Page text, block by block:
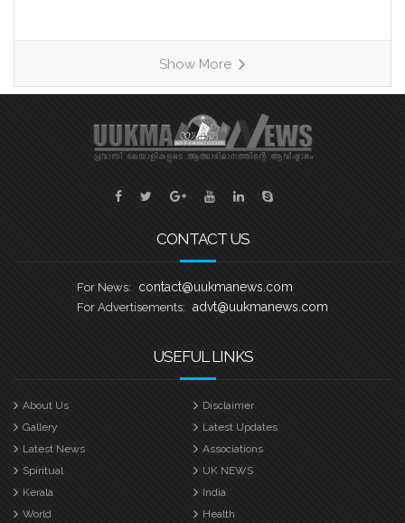
എത്തുന്നത്. തായങ്കരി, പായിപ്പാട്,
കരുവാറ്റ എന്നീ ചരിത്രപ്രസിദ്ധമായ
ചുണ്ടൻവള്ളങ്ങളുടെ പേരിലാണ്
യുകെയിലെ പ്രമുഖ ബോട്ട് ക്ലബ്ബുകൾ
ശക്തി തെളിയിക്കാൻ എത്തുന്നത്.
ബാസറ്റ്ലോ
Show More
CONTACT US
For News: contact@uukmanews.com
For Advertisements: advt@uukmanews.com
USEFUL LINKS
About Us
Disclaimer
Gallery
Latest Updates
Latest News
Associations
Spiritual
UK NEWS
Kerala
India
World
Health